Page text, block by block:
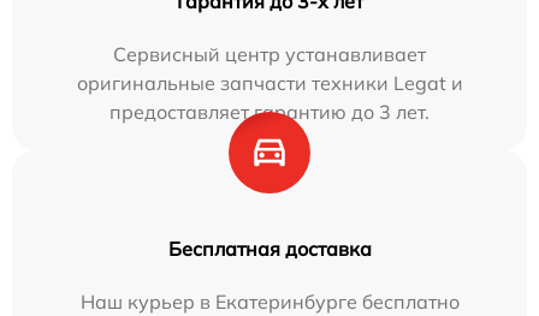
Сервисный центр устанавливает
оригинальные запчасти техники Legat и
предоставляет гарантию до 3 лет.
Бесплатная доставка
Наш курьер в Екатеринбурге бесплатно